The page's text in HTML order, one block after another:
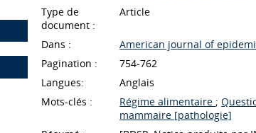
Type de
document :
Article
Dans :
American journal of
Pagination :
754-762
Langues:
Anglais
Mots-clés :
Régime alimentaire ;
mammaire [pathologie]